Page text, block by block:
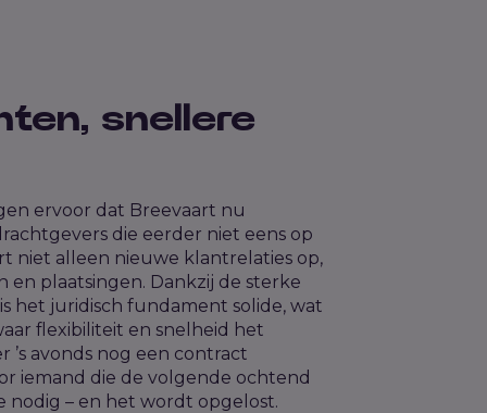
snellere
ervoor dat Breevaart nu
die eerder niet eens op
niet alleen nieuwe klantrelaties op,
en plaatsingen. Dankzij de sterke
het juridisch fundament solide, wat
flexibiliteit en snelheid het
’s avonds nog een contract
iemand die de volgende ochtend
nodig – en het wordt opgelost.